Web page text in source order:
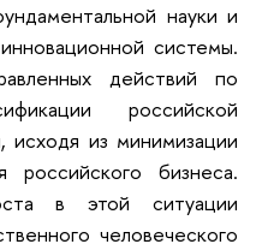
науки и
системы.
действий по
российской
исходя из минимизации
российского бизнеса.
в этой ситуации
человеческого